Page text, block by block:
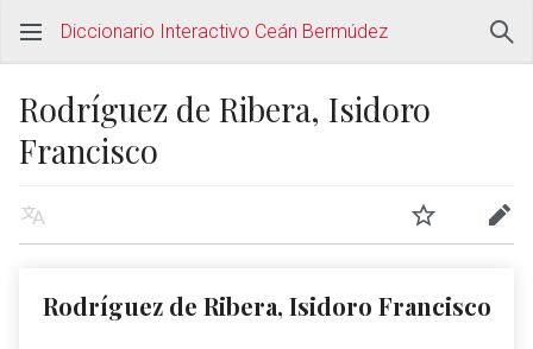
Diccionario Interactivo Ceán Bermúdez
Rodríguez de Ribera, Isidoro
Francisco
Rodríguez de Ribera, Isidoro Francisco